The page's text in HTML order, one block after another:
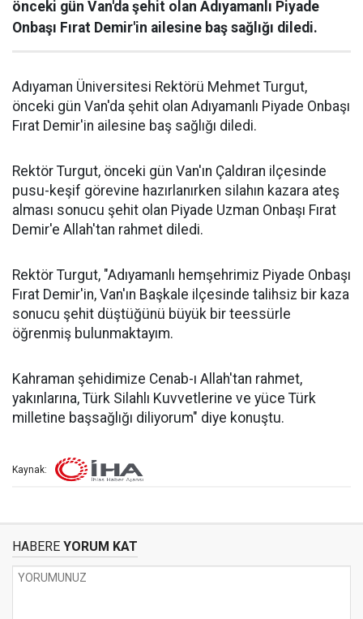
önceki gün Van'da şehit olan Adıyamanlı Piyade
Onbaşı Fırat Demir'in ailesine baş sağlığı diledi.
Adıyaman Üniversitesi Rektörü Mehmet Turgut,
önceki gün Van'da şehit olan Adıyamanlı Piyade Onbaşı
Fırat Demir'in ailesine baş sağlığı diledi.
Rektör Turgut, önceki gün Van'ın Çaldıran ilçesinde
pusu-keşif görevine hazırlanırken silahın kazara ateş
alması sonucu şehit olan Piyade Uzman Onbaşı Fırat
Demir'e Allah'tan rahmet diledi.
Rektör Turgut, "Adıyamanlı hemşehrimiz Piyade Onbaşı
Fırat Demir'in, Van'ın Başkale ilçesinde talihsiz bir kaza
sonucu şehit düştüğünü büyük bir teessürle
öğrenmiş bulunmaktayım.
Kahraman şehidimize Cenab-ı Allah'tan rahmet,
yakınlarına, Türk Silahlı Kuvvetlerine ve yüce Türk
milletine başsağlığı diliyorum" diye konuştu.
Kaynak:
HABERE YORUM KAT